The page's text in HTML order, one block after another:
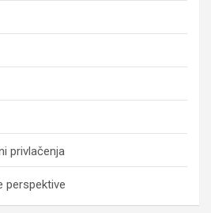
privlačenja
perspektive